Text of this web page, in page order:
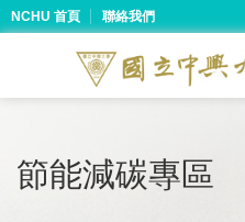
NCHU 首頁 聯絡我們
節能減碳專區